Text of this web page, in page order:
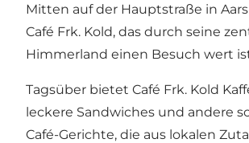
Mitten auf der Hauptstraße in
Café Frk. Kold, das durch seine
Himmerland einen Besuch wert
Tagsüber bietet Café Frk. Kold
leckere Sandwiches und andere
Café-Gerichte, die aus lokalen